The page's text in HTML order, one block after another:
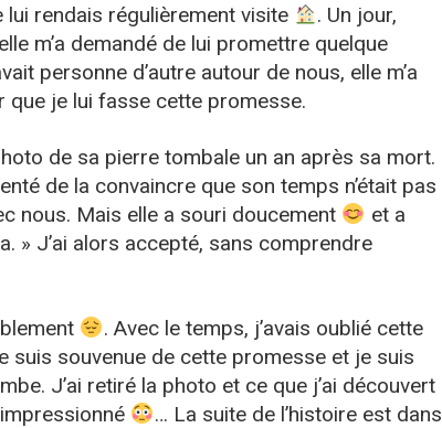
lui rendais régulièrement visite
. Un jour,
m’a demandé de lui promettre quelque
personne d’autre autour de nous, elle m’a
que je lui fasse cette promesse.
de sa pierre tombale un an après sa mort.
de la convaincre que son temps n’était pas
nous. Mais elle a souri doucement
et a
» J’ai alors accepté, sans comprendre
. Avec le temps, j’avais oublié cette
suis souvenue de cette promesse et je suis
J’ai retiré la photo et ce que j’ai découvert
… La suite de l’histoire est dans